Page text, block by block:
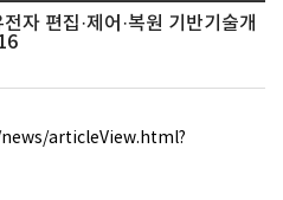
자 편집·제어·복원 기반기술개
articleView.html?